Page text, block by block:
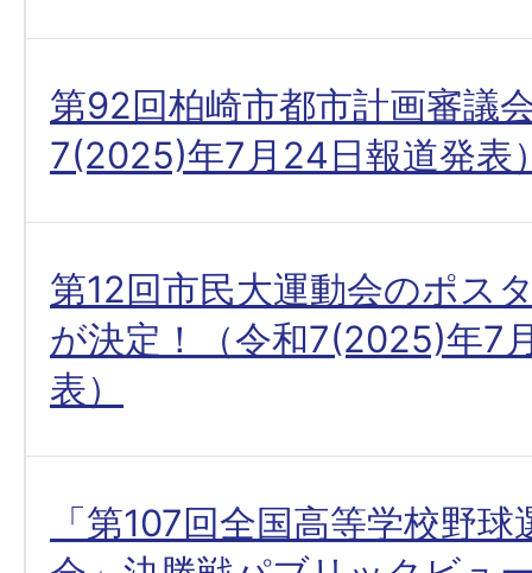
第92回柏崎市都市計画審議
7(2025)年7月24日報道発表
第12回市民大運動会のポス
が決定！（令和7(2025)年7
表）
「第107回全国高等学校野